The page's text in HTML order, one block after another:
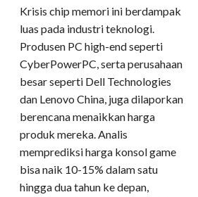
Krisis chip memori ini berdampak
luas pada industri teknologi.
Produsen PC high-end seperti
CyberPowerPC, serta perusahaan
besar seperti Dell Technologies
dan Lenovo China, juga dilaporkan
berencana menaikkan harga
produk mereka. Analis
memprediksi harga konsol game
bisa naik 10-15% dalam satu
hingga dua tahun ke depan,